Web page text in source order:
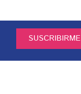
SUSCRIBIRME